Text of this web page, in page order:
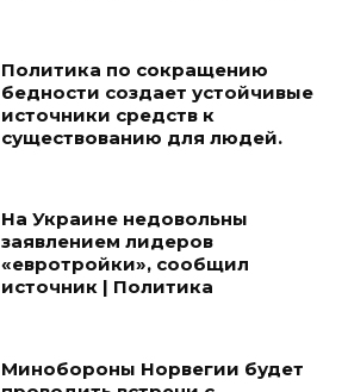
Политика по сокращению
бедности создает устойчивые
источники средств к
существованию для людей.
На Украине недовольны
заявлением лидеров
«евротройки», сообщил
источник | Политика
Минобороны Норвегии будет